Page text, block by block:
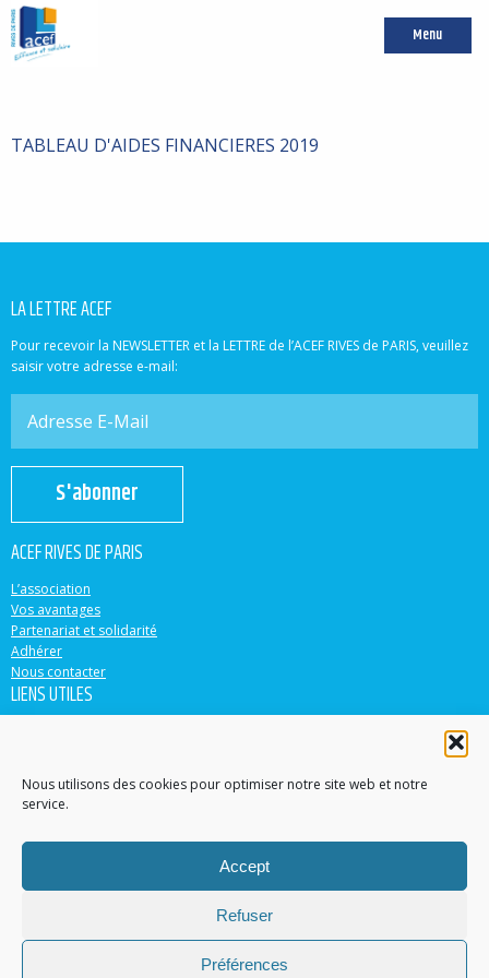
Nous utilisons des cookies pour optimiser notre site web et notre
service.
Accept
Refuser
Préférences
Menu
TABLEAU D'AIDES FINANCIERES 2019
LA LETTRE ACEF
Pour recevoir la NEWSLETTER et la LETTRE de l’ACEF RIVES de PARIS, veuillez
saisir votre adresse e-mail:
S'abonner
ACEF RIVES DE PARIS
L’association
Vos avantages
Partenariat et solidarité
Adhérer
Nous contacter
LIENS UTILES
Accéder au site